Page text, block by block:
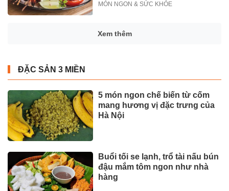
MÓN NGON & SỨC KHỎE
Xem thêm
ĐẶC SẢN 3 MIỀN
5 món ngon chế biến từ cốm
mang hương vị đặc trưng của
Hà Nội
Buổi tối se lạnh, trổ tài nấu bún
đậu mắm tôm ngon như nhà
hàng